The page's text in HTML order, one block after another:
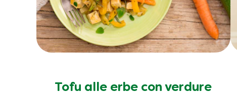
Tofu alle erbe con verdure